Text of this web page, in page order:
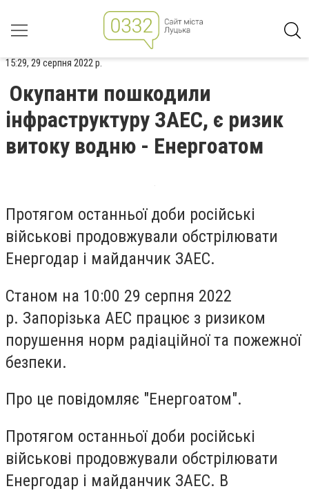
15:29, 29 серпня 2022 р.
Окупанти пошкодили
інфраструктуру ЗАЕС, є ризик
витоку водню - Енергоатом
Протягом останньої доби російські
військові продовжували обстрілювати
Енергодар і майданчик ЗАЕС.
Станом на 10:00 29 серпня 2022
р. Запорізька АЕС працює з ризиком
порушення норм радіаційної та пожежної
безпеки.
Про це повідомляє "Енергоатом".
Протягом останньої доби російські
військові продовжували обстрілювати
Енергодар і майданчик ЗАЕС. В